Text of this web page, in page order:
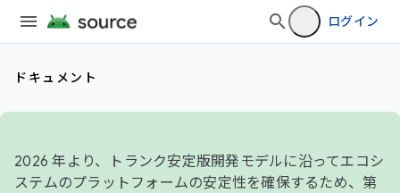
ログイン
ドキュメント
2026 年より、トランク安定版開発モデルに沿ってエコシ
ステムのプラットフォームの安定性を確保するため、第